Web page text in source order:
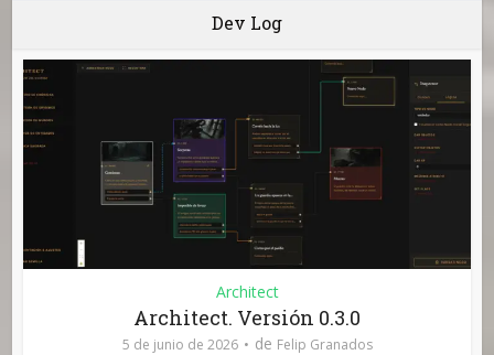
Dev Log
Architect
Architect. Versión 0.3.0
5 de junio de 2026 de Felip Granados